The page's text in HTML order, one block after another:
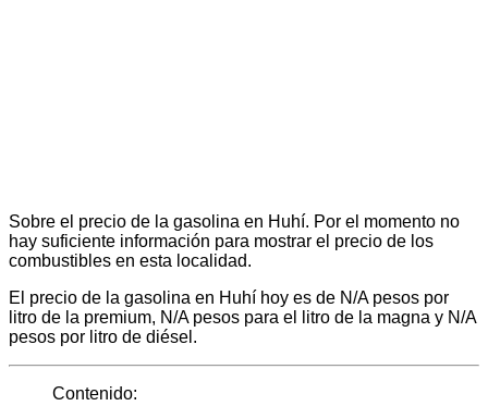
Sobre el precio de la gasolina en Huhí. Por el momento no
hay suficiente información para mostrar el precio de los
combustibles en esta localidad.
El precio de la gasolina en Huhí hoy es de N/A pesos por
litro de la premium, N/A pesos para el litro de la magna y N/A
pesos por litro de diésel.
Contenido: